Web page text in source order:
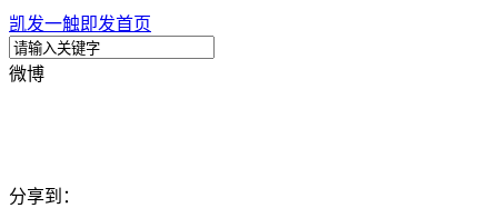
凯发一触即发首页
微博
分享到：